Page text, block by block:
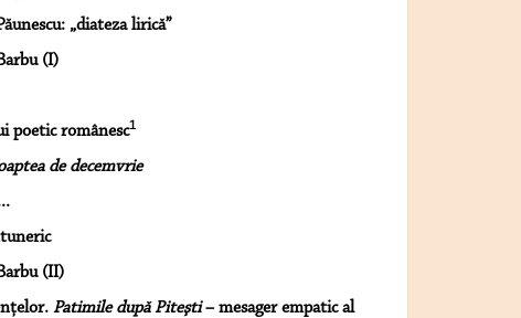
„diateza lirică”
(I)
poetic românesc1
de decemvrie
(II)
Patimile după Piteşti– mesager empatic al